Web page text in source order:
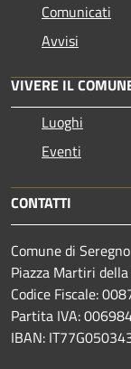
Comunicati
Avvisi
VIVERE IL
Luoghi
Eventi
CONTATTI
Comune di Seregno
Piazza Martiri
Codice Fiscale:
Partita IVA:
IBAN: